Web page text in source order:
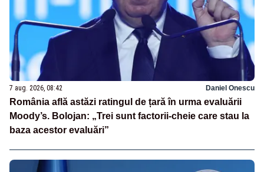
7 aug. 2026, 08:42 Daniel Onescu
România află astăzi ratingul de țară în urma evaluării
Moody’s. Bolojan: „Trei sunt factorii-cheie care stau la
baza acestor evaluări”